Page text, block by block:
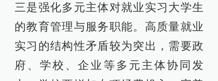
三是强化多元主体对就业实习大学生
的教育管理与服务职能。高质量就业
实习的结构性矛盾较为突出，需要政
府、学校、企业等多元主体协同发